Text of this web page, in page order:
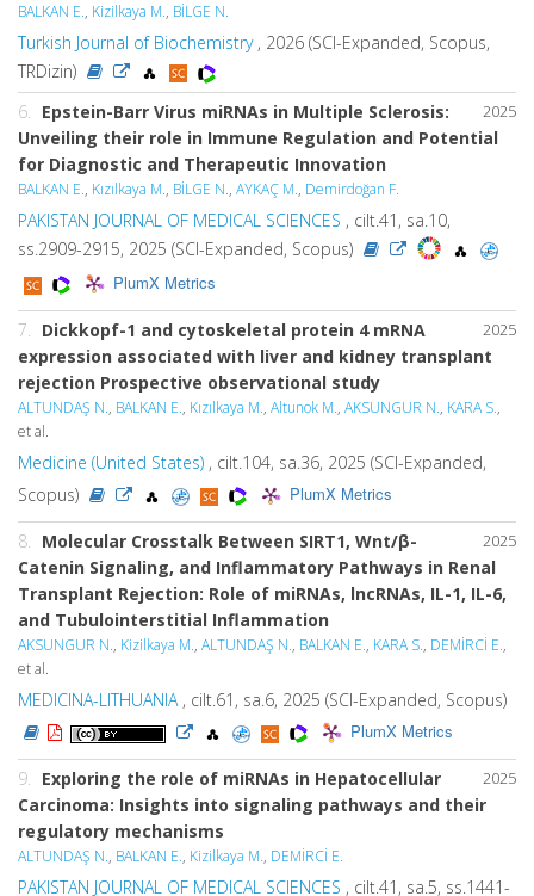
BALKAN E., Kizilkaya M., BİLGE N.
Turkish Journal of Biochemistry, 2026 (SCI-Expanded, Scopus,
TRDizin)
2025
6. Epstein-Barr Virus miRNAs in Multiple Sclerosis:
Unveiling their role in Immune Regulation and Potential
for Diagnostic and Therapeutic Innovation
BALKAN E., Kızılkaya M., BİLGE N., AYKAÇ M., Demirdoğan F.
PAKISTAN JOURNAL OF MEDICAL SCIENCES , cilt.41, sa.10,
ss.2909-2915, 2025 (SCI-Expanded, Scopus)
PlumX Metrics
2025
7. Dickkopf-1 and cytoskeletal protein 4 mRNA
expression associated with liver and kidney transplant
rejection Prospective observational study
ALTUNDAŞ N., BALKAN E., Kızılkaya M., Altunok M., AKSUNGUR N., KARA S.,
et al.
Medicine (United States) , cilt.104, sa.36, 2025 (SCI-Expanded,
Scopus)
PlumX Metrics
2025
8. Molecular Crosstalk Between SIRT1, Wnt/β-
Catenin Signaling, and Inflammatory Pathways in Renal
Transplant Rejection: Role of miRNAs, lncRNAs, IL-1, IL-6,
and Tubulointerstitial Inflammation
AKSUNGUR N., Kizilkaya M., ALTUNDAŞ N., BALKAN E., KARA S., DEMİRCİ E.,
et al.
MEDICINA-LITHUANIA, cilt.61, sa.6, 2025 (SCI-Expanded, Scopus)
PlumX Metrics
2025
9. Exploring the role of miRNAs in Hepatocellular
Carcinoma: Insights into signaling pathways and their
regulatory mechanisms
ALTUNDAŞ N., BALKAN E., Kizilkaya M., DEMİRCİ E.
PAKISTAN JOURNAL OF MEDICAL SCIENCES , cilt.41, sa.5, ss.1441-